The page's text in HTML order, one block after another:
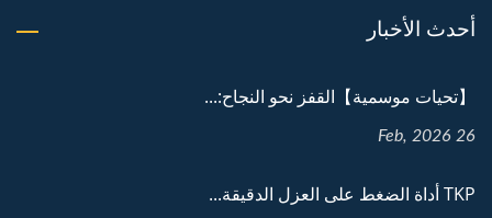
أحدث الأخبار
【تحيات موسمية】القفز نحو النجاح:...
26 Feb, 2026
TKP أداة الضغط على العزل الدقيقة...